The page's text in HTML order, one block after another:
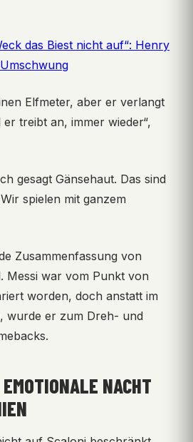
das Biest nicht auf“: Henry
Elfmeter, aber er verlangt
treibt an, immer wieder“,
gesagt Gänsehaut. Das sind
spielen mit ganzem
Zusammenfassung von
Messi war vom Punkt von
worden, doch anstatt im
wurde er zum Dreh- und
NACHT